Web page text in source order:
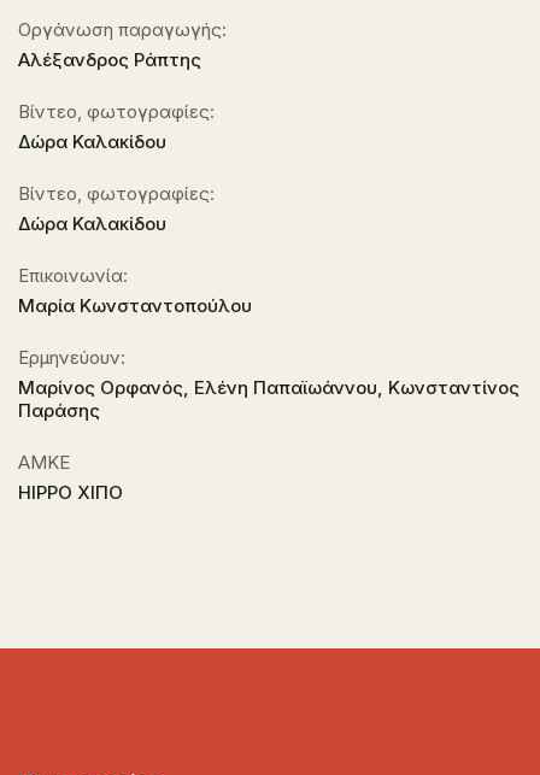
Οργάνωση παραγωγής:
Αλέξανδρος Ράπτης
Βίντεο, φωτογραφίες:
Δώρα Καλακίδου
Βίντεο, φωτογραφίες:
Δώρα Καλακίδου
Επικοινωνία:
Μαρία Κωνσταντοπούλου
Ερμηνεύουν:
Μαρίνος Ορφανός, Ελένη Παπαϊωάννου, Κωνσταντίνος
Παράσης
ΑΜΚΕ
HIPPO ΧΙΠΟ